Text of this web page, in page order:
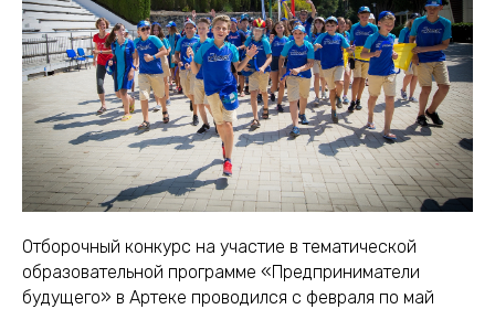
Отборочный конкурс на участие в тематической
образовательной программе «Предприниматели
будущего» в Артеке проводился с февраля по май